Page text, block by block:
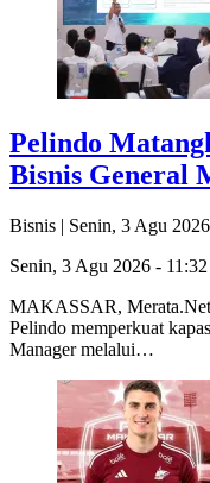
Pelindo
Bisnis General
Bisnis | Senin, 3 Agu
Senin, 3 Agu 2026 -
MAKASSAR, Merata.Net
Pelindo memperkuat
Manager melalui…